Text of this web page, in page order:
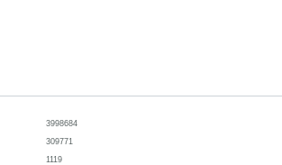
3998684
309771
1119